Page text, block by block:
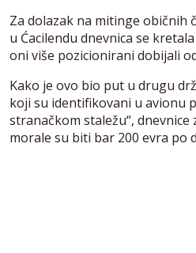
Za dolazak na mitinge običnih
u Ćacilendu dnevnica se
oni više pozicionirani dobijali
Kako je ovo bio put u drugu
koji su identifikovani u avionu
stranačkom staležu“,
morale su biti bar 200 evra po